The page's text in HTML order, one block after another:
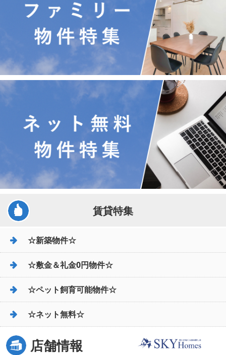
賃貸特集
☆新築物件☆
☆敷金＆礼金0円物件☆
☆ペット飼育可能物件☆
☆ネット無料☆
店舗情報